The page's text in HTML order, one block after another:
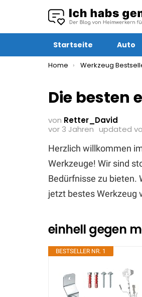
Startseite Auto
You are here:
Home Werkzeug
Die besten
von Retter_David
vor 3 Jahren updated
Herzlich willkommen
Werkzeuge! Wir sind
Bedürfnisse zu bieten.
jetzt bestes Werkzeug
einhell gegen
BESTSELLER NR. 1